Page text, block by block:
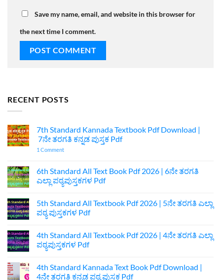
Save my name, email, and website in this browser for
the next time I comment.
RECENT POSTS
7th Standard Kannada Textbook Pdf Download |
7ನೇ ತರಗತಿ ಕನ್ನಡ ಪುಸ್ತಕ Pdf
1 Commenton
Kannada
Textbook
Pdf
Download
7ನೇ
ತರಗತಿ
ಕನ್ನಡ
6th Standard All Text Book Pdf 2026 | 6ನೇ ತರಗತಿ
ಎಲ್ಲಾ ಪಠ್ಯಪುಸ್ತಕಗಳ Pdf
on
6th
Standard
Book
Pdf
2026
ತರಗತಿ
ಎಲ್ಲಾ
5th Standard All Textbook Pdf 2026 | 5ನೇ ತರಗತಿ ಎಲ್ಲಾ
ಪಠ್ಯ ಪುಸ್ತಕಗಳ Pdf
on
5th
Standard
Pdf
2026
4th Standard All Textbook Pdf 2026 | 4ನೇ ತರಗತಿ ಎಲ್ಲಾ
ಪಠ್ಯಪುಸ್ತಕಗಳ Pdf
on
4th
4th Standard Kannada Text Book Pdf Download |
4ನೇ ತರಗತಿ ಕನ್ನಡ ಪಠ್ಯ ಪುಸ್ತಕ Pdf